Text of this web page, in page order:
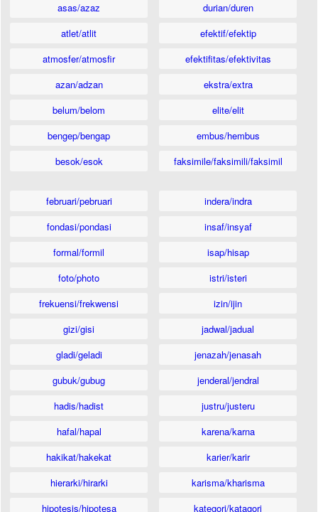
asas/azaz
atlet/atlit
atmosfer/atmosfir
azan/adzan
belum/belom
bengep/bengap
besok/esok
durian/duren
efektif/efektip
efektifitas/efektivitas
ekstra/extra
elite/elit
embus/hembus
faksimile/faksimili/faksimil
februari/pebruari
fondasi/pondasi
formal/formil
foto/photo
frekuensi/frekwensi
gizi/gisi
gladi/geladi
gubuk/gubug
hadis/hadist
hafal/hapal
hakikat/hakekat
hierarki/hirarki
hipotesis/hipotesa
indera/indra
insaf/insyaf
isap/hisap
istri/isteri
izin/ijin
jadwal/jadual
jenazah/jenasah
jenderal/jendral
justru/justeru
karena/karna
karier/karir
karisma/kharisma
kategori/katagori